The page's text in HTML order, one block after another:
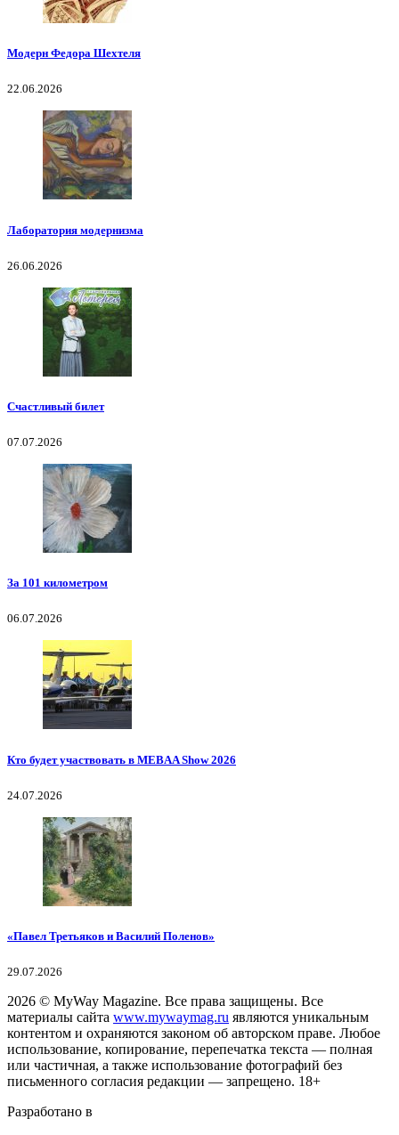
Модерн Федора Шехтеля
22.06.2026
Лаборатория модернизма
26.06.2026
Счастливый билет
07.07.2026
За 101 километром
06.07.2026
Кто будет участвовать в MEBAA Show 2026
24.07.2026
«Павел Третьяков и Василий Поленов»
29.07.2026
2026 © MyWay Magazine. Все права защищены. Все
материалы сайта www.mywaymag.ru являются уникальным
контентом и охраняются законом об авторском праве. Любое
использование, копирование, перепечатка текста — полная
или частичная, а также использование фотографий без
письменного согласия редакции — запрещено. 18+
Разработано в